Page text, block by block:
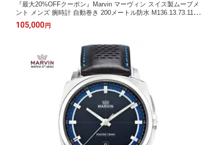
『最大20%OFFクーポン』Marvin マーヴィン スイス製ムーブメ
ント メンズ 腕時計 自動巻き 200メートル防水 M136.13.73.11 M
136.13.93.11
105,000 円